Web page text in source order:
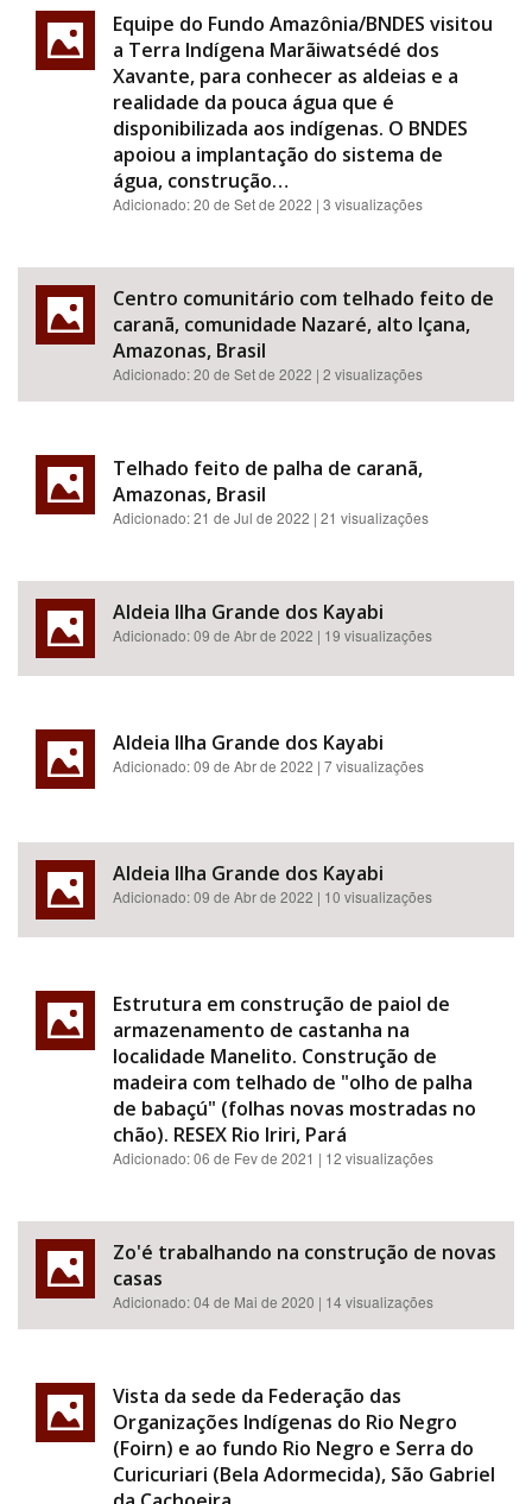
Equipe do Fundo Amazônia/BNDES visitou
a Terra Indígena Marãiwatsédé dos
Xavante, para conhecer as aldeias e a
realidade da pouca água que é
disponibilizada aos indígenas. O BNDES
apoiou a implantação do sistema de
água, construção…
Adicionado:20 de Set de 2022 | 3 visualizações
Centro comunitário com telhado feito de
caranã, comunidade Nazaré, alto Içana,
Amazonas, Brasil
Adicionado:20 de Set de 2022 | 2 visualizações
Telhado feito de palha de caranã,
Amazonas, Brasil
Adicionado:21 de Jul de 2022 | 21 visualizações
Aldeia Ilha Grande dos Kayabi
Adicionado:09 de Abr de 2022 | 19 visualizações
Aldeia Ilha Grande dos Kayabi
Adicionado:09 de Abr de 2022 | 7 visualizações
Aldeia Ilha Grande dos Kayabi
Adicionado:09 de Abr de 2022 | 10 visualizações
Estrutura em construção de paiol de
armazenamento de castanha na
localidade Manelito. Construção de
madeira com telhado de "olho de palha
de babaçú" (folhas novas mostradas no
chão). RESEX Rio Iriri, Pará
Adicionado:06 de Fev de 2021 | 12 visualizações
Zo'é trabalhando na construção de novas
casas
Adicionado:04 de Mai de 2020 | 14 visualizações
Vista da sede da Federação das
Organizações Indígenas do Rio Negro
(Foirn) e ao fundo Rio Negro e Serra do
Curicuriari (Bela Adormecida), São Gabriel